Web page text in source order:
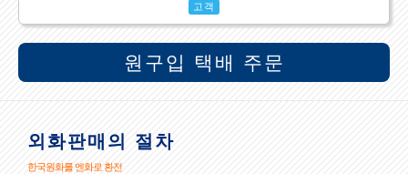
고객
원구입 택배 주문
외화판매의 절차
한국원화를 엔화로 환전